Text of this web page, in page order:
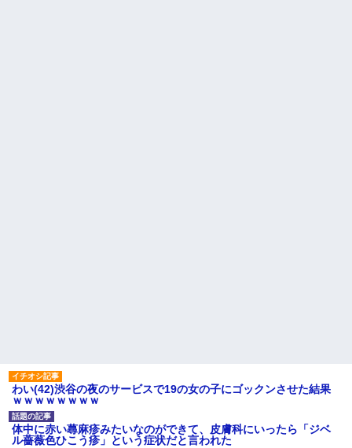
わい(42)渋谷の夜のサービスで19の女の子にゴックンさせた結果
ｗｗｗｗｗｗｗｗ
体中に赤い蕁麻疹みたいなのができて、皮膚科にいったら「ジベ
ル薔薇色ひこう疹」という症状だと言われた